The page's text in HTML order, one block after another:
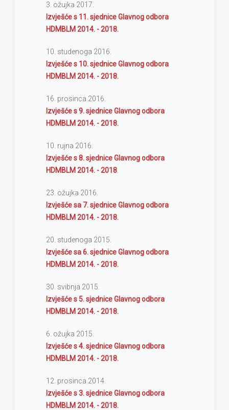
3. ožujka 2017.
Izvješće s 11. sjednice Glavnog odbora
HDMBLM 2014. - 2018.
10. studenoga 2016.
Izvješće s 10. sjednice Glavnog odbora
HDMBLM 2014. - 2018.
16. prosinca 2016.
Izvješće s 9. sjednice Glavnog odbora
HDMBLM 2014. - 2018.
10. rujna 2016.
Izvješće s 8. sjednice Glavnog odbora
HDMBLM 2014. - 2018
23. ožujka 2016.
Izvješće sa 7. sjednice Glavnog odbora
HDMBLM 2014. - 2018.
20. studenoga 2015.
Izvješće sa 6. sjednice Glavnog odbora
HDMBLM 2014. - 2018.
30. svibnja 2015.
Izvješće s 5. sjednice Glavnog odbora
HDMBLM 2014. - 2018.
6. ožujka 2015.
Izvješće s 4. sjednice Glavnog odbora
HDMBLM 2014. - 2018.
12. prosinca 2014.
Izvješće s 3. sjednice Glavnog odbora
HDMBLM 2014. - 2018.